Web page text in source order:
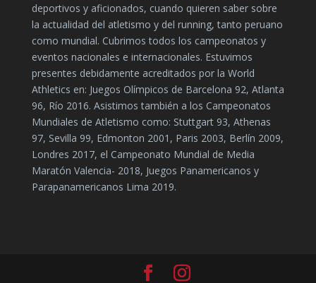
deportivos y aficionados, cuando quieren saber sobre
la actualidad del atletismo y del running, tanto peruano
como mundial. Cubrimos todos los campeonatos y
eventos nacionales e internacionales. Estuvimos
presentes debidamente acreditados por la World
Athletics en: Juegos Olímpicos de Barcelona 92, Atlanta
96, Río 2016. Asistimos también a los Campeonatos
Mundiales de Atletismo como: Stuttgart 93, Athenas
97, Sevilla 99, Edmonton 2001, Paris 2003, Berlín 2009,
Londres 2017, el Campeonato Mundial de Media
Maratón Valencia- 2018, Juegos Panamericanos y
Parapanamericanos Lima 2019.